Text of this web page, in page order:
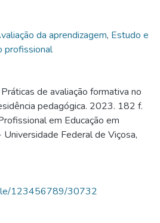
da aprendizagem, Estudo e
profissional
de avaliação formativa no
pedagógica. 2023. 182 f.
em Educação em
Federal de Viçosa,
123456789/30732